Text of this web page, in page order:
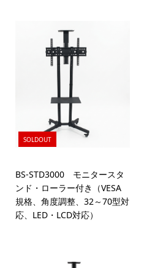
SOLDOUT
BS-STD3000 モニタースタ
ンド・ローラー付き（VESA
規格、角度調整、32～70型対
応、LED・LCD対応）